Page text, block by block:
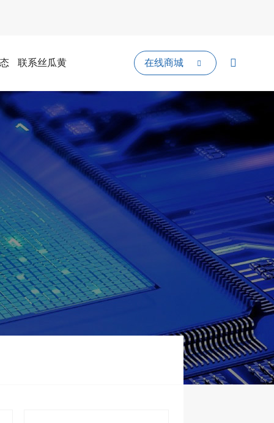
联系丝瓜黄
色视频
在线商城